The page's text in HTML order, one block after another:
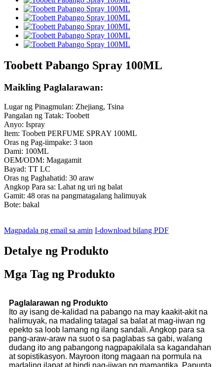
Toobett Pabango Spray 100ML
Maikling Paglalarawan:
Lugar ng Pinagmulan: Zhejiang, Tsina
Pangalan ng Tatak: Toobett
Anyo: Ispray
Item: Toobett PERFUME SPRAY 100ML
Oras ng Pag-iimpake: 3 taon
Dami: 100ML
OEM/ODM: Magagamit
Bayad: TT LC
Oras ng Paghahatid: 30 araw
Angkop Para sa: Lahat ng uri ng balat
Gamit: 48 oras na pangmatagalang halimuyak
Bote: bakal
Magpadala ng email sa amin I-download bilang PDF
Detalye ng Produkto
Mga Tag ng Produkto
Paglalarawan ng Produkto
Ito ay isang de-kalidad na pabango na may kaakit-akit na
halimuyak, na madaling tatagal sa balat at mag-iiwan ng
epekto sa loob lamang ng ilang sandali. Angkop para sa
pang-araw-araw na suot o sa paglabas sa gabi, walang
dudang ito ang pabangong nagpapakilala sa kagandahan
at sopistikasyon. Mayroon itong magaan na pormula na